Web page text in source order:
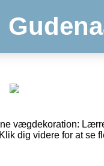
vægdekoration:
dig videre for at se